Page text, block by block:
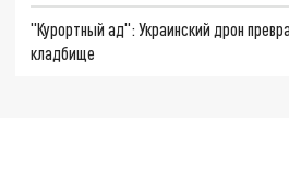
"Курортный ад": Украинский дрон
кладбище